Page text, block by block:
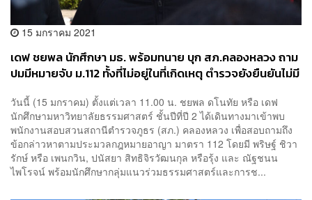
15 มกราคม 2021
เดฟ ชยพล นักศึกษา มธ. พร้อมทนาย บุก สภ.คลองหลวง ถาม
ปมมีหมายจับ ม.112 ทั้งที่ไม่อยู่ในที่เกิดเหตุ ตำรวจยังยืนยันไม่มี
วันนี้ (15 มกราคม) ตั้งแต่เวลา 11.00 น. ชยพล ดโนทัย หรือ เดฟ
นักศึกษามหาวิทยาลัยธรรมศาสตร์ ชั้นปีที่ปี 2 ได้เดินทางมาเข้าพบ
พนักงานสอบสวนสถานีตำรวจภูธร (สภ.) คลองหลวง เพื่อสอบถามถึง
ข้อกล่าวหาตามประมวลกฎหมายอาญา มาตรา 112 โดยมี พริษฐ์ ชิวา
รักษ์ หรือ เพนกวิน, ปนัสยา สิทธิจิรวัฒนกุล หรือรุ้ง และ ณัฐชนน
ไพโรจน์ พร้อมนักศึกษากลุ่มแนวร่วมธรรมศาสตร์และการช...